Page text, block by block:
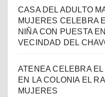
CASA DEL ADULTO
MUJERES CELEBRA
NIÑA CON PUESTA
VECINDAD DEL
ATENEA CELEBRA
EN LA COLONIA EL
MUJERES